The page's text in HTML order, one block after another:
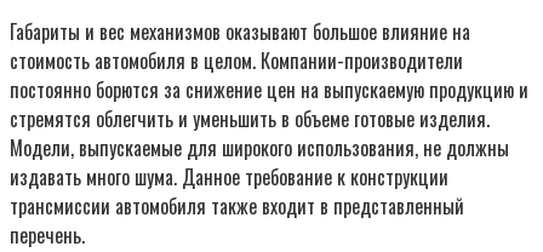
Габариты и вес механизмов оказывают большое влияние на
стоимость автомобиля в целом. Компании-производители
постоянно борются за снижение цен на выпускаемую продукцию и
стремятся облегчить и уменьшить в объеме готовые изделия.
Модели, выпускаемые для широкого использования, не должны
издавать много шума. Данное требование к конструкции
трансмиссии автомобиля также входит в представленный
перечень.